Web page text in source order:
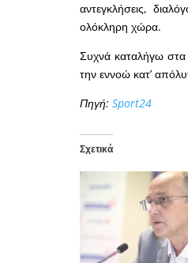
αντεγκλήσεις,
ολόκληρη χώρα.
Συχνά καταλήγω
την εννοώ κατ’
Πηγή: Sport24
Σχετικά